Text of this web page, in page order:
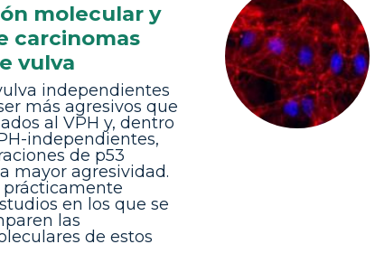
molecular y
carcinomas
vulva
independientes
más agresivos que
al VPH y, dentro
independientes,
de p53
mayor agresividad.
en los que se
las
de estos